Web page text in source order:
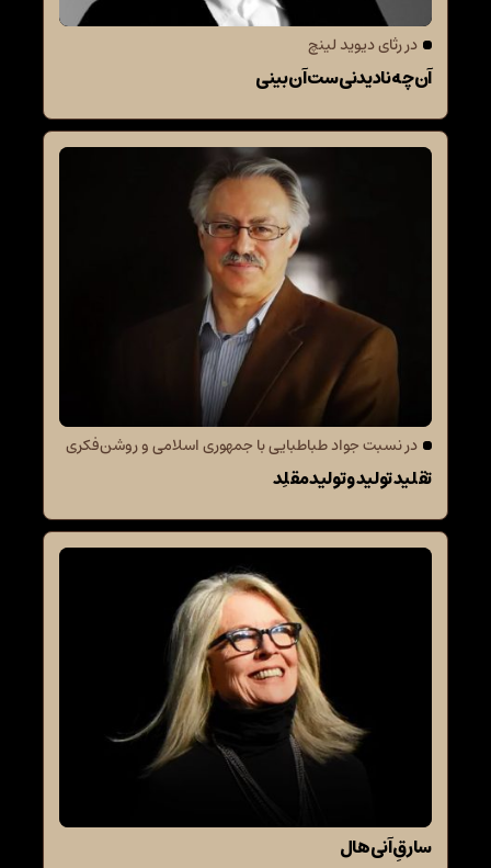
در رثای دیوید لینچ
آن‌چه نادیدنی‌ست آن بینی
در نسبت جواد طباطبایی با جمهوری اسلامی و روشن‌فکری
تقلید تولید و تولید مقلِد
سارقِ آنی‌هال